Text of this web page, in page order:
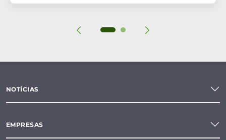
NOTÍCIAS
EMPRESAS